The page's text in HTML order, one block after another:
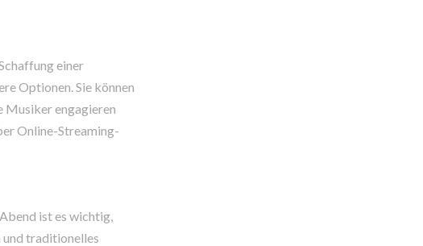
einer
Optionen. Sie können
Musiker engagieren
Online-Streaming-
ist es wichtig,
und traditionelles